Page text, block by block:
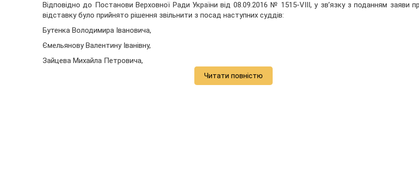
Відповідно до Постанови Верховної Ради України від 08.09.2016 № 1515-VIII, у зв’язку з поданням заяви
відставку було прийнято рішення звільнити з посад наступних суддів:
Бутенка Володимира Івановича,
Ємельянову Валентину Іванівну,
Зайцева Михайла Петровича,
Читати повністю